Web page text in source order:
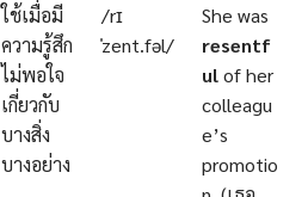
ใช้เมื่อมี
ความรู้สึก
ไม่พอใจ
เกี่ยวกับ
บางสิ่ง
บางอย่าง
/rɪ
ˈzent.fəl/
She was
resentf
ulof her
colleagu
e’s
promotio